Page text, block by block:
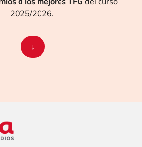
2025/2026.
↓